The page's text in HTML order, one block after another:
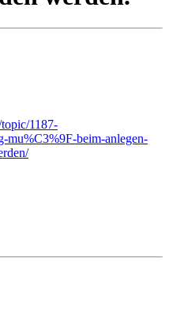
1187-
mu%C3%9F-beim-anlegen-